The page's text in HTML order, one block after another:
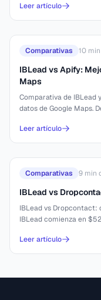
Leer artículo
Comparativas 10
IBLead vs Apify:
Maps
Comparativa de IBLead
datos de Google Maps.
Leer artículo
Comparativas 9 min
IBLead vs
IBLead vs
IBLead comienza en
Leer artículo